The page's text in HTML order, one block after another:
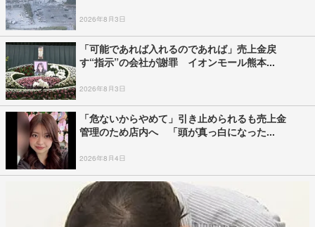
2026年8月3日
「可能であれば入れるのであれば」売上金戻
す“指示”の会社が謝罪 イオンモール熊本...
2026年8月3日
「危ないからやめて」引き止められるも売上金
管理のため店内へ 「頭が真っ白になった...
2026年8月4日